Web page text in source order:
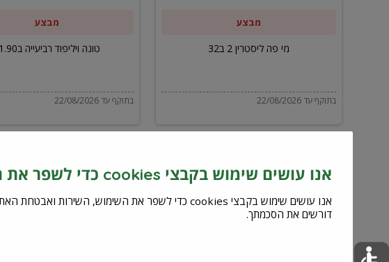
מבצע
מי פה ליסטרין 2 ב32
בתוקף עד 22/08/2026
מבצע
טונה ויליפוד רביעייה ב21.90
בתוקף עד 22/08/2026
אנו עושים שימוש בקבצי cookies כדי לשפר את השירות וחוויית המשתמש
דורשים את הסכמתך.